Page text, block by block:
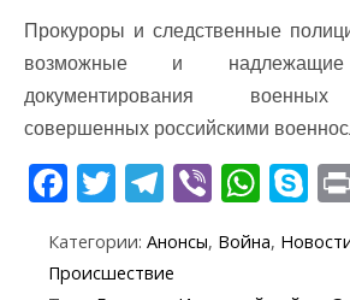
Прокуроры и следственные
возможные и
документирования военных
совершенных российскими
F
e
T
itt
T
e
Vi
er
W
at
S
y
Категории: Анонсы, Война,
Происшествие